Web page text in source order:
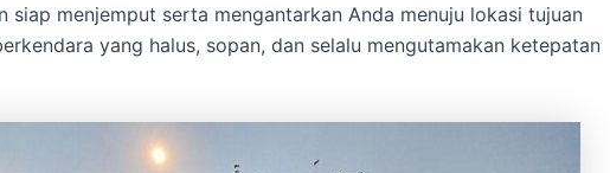
siap menjemput serta mengantarkan Anda menuju lokasi tujuan
yang halus, sopan, dan selalu mengutamakan ketepatan